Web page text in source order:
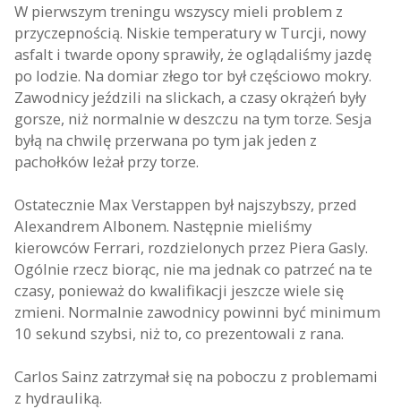
W pierwszym treningu wszyscy mieli problem z
przyczepnością. Niskie temperatury w Turcji, nowy
asfalt i twarde opony sprawiły, że oglądaliśmy jazdę
po lodzie. Na domiar złego tor był częściowo mokry.
Zawodnicy jeździli na slickach, a czasy okrążeń były
gorsze, niż normalnie w deszczu na tym torze. Sesja
byłą na chwilę przerwana po tym jak jeden z
pachołków leżał przy torze.
Ostatecznie Max Verstappen był najszybszy, przed
Alexandrem Albonem. Następnie mieliśmy
kierowców Ferrari, rozdzielonych przez Piera Gasly.
Ogólnie rzecz biorąc, nie ma jednak co patrzeć na te
czasy, ponieważ do kwalifikacji jeszcze wiele się
zmieni. Normalnie zawodnicy powinni być minimum
10 sekund szybsi, niż to, co prezentowali z rana.
Carlos Sainz zatrzymał się na poboczu z problemami
z hydrauliką.